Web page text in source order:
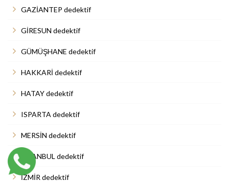
GAZİANTEP dedektif
GİRESUN dedektif
GÜMÜŞHANE dedektif
HAKKARİ dedektif
HATAY dedektif
ISPARTA dedektif
MERSİN dedektif
İSTANBUL dedektif
İZMİR dedektif